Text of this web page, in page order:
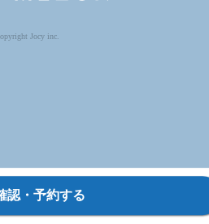
Jocy inc.
認・予約する